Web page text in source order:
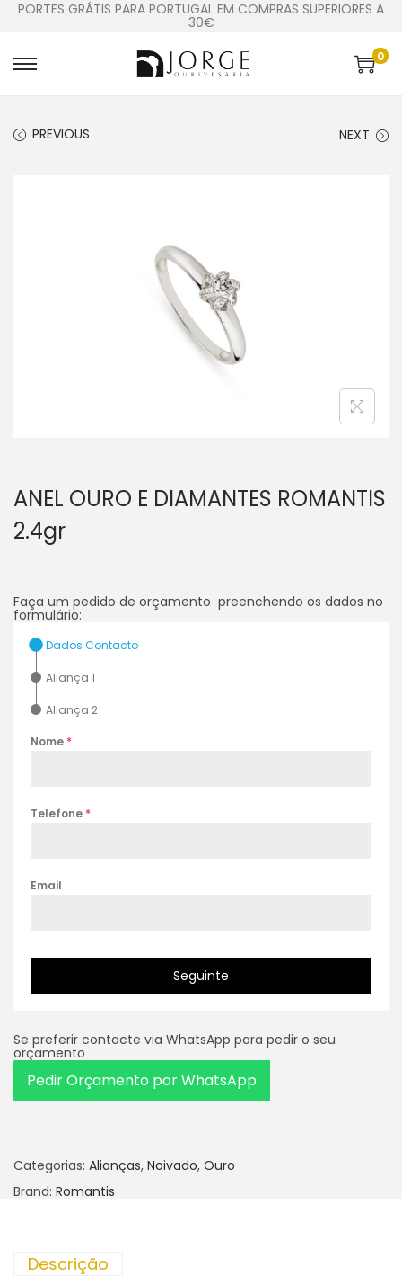
PORTES GRÁTIS PARA PORTUGAL EM COMPRAS SUPERIORES A
30€
0
PREVIOUS NEXT
ANEL OURO E DIAMANTES ROMANTIS
2.4gr
Faça um pedido de orçamento preenchendo os dados no
formulário:
Dados Contacto
Aliança 1
Aliança 2
Nome *
Telefone *
Email
Seguinte
Se preferir contacte via WhatsApp para pedir o seu
orçamento
Pedir Orçamento por WhatsApp
Categorias: Alianças, Noivado, Ouro
Brand: Romantis
Descrição